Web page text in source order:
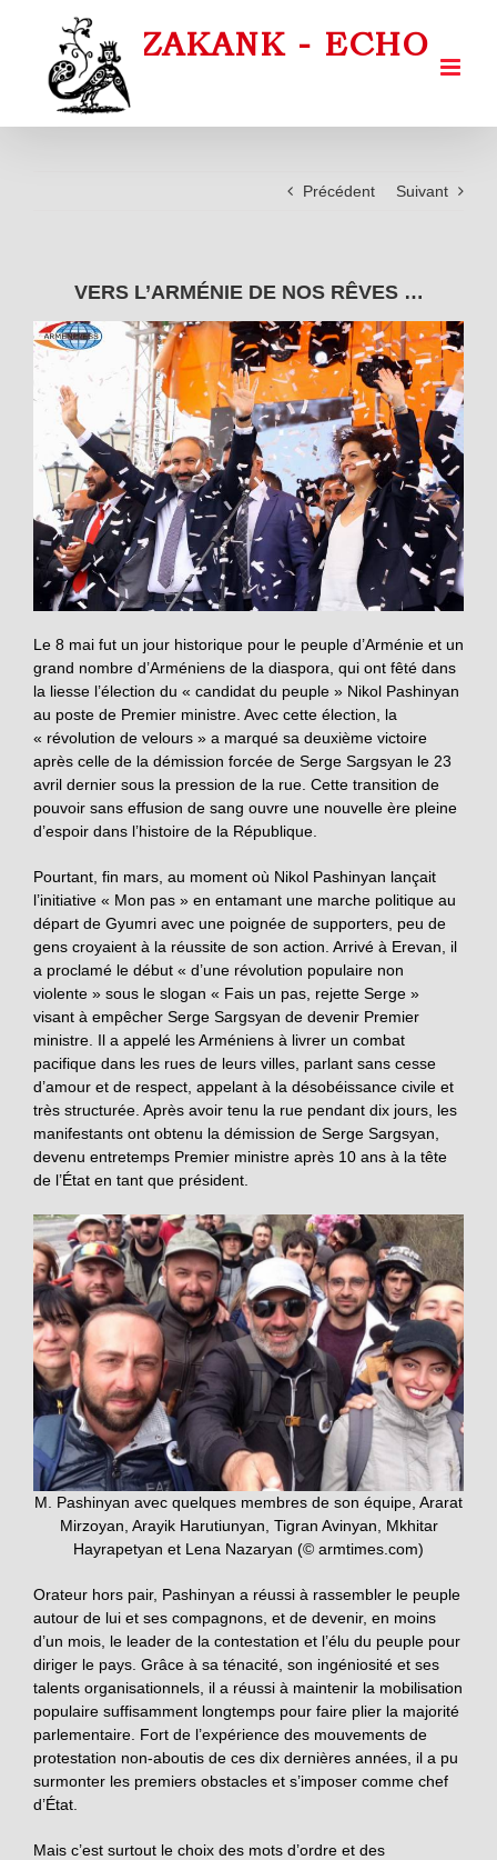
Précédent Suivant
VERS L’ARMÉNIE DE NOS RÊVES …
Le 8 mai fut un jour historique pour le peuple d’Arménie et un
grand nombre d’Arméniens de la diaspora, qui ont fêté dans
la liesse l’élection du « candidat du peuple » Nikol Pashinyan
au poste de Premier ministre. Avec cette élection, la
« révolution de velours » a marqué sa deuxième victoire
après celle de la démission forcée de Serge Sargsyan le 23
avril dernier sous la pression de la rue. Cette transition de
pouvoir sans effusion de sang ouvre une nouvelle ère pleine
d’espoir dans l’histoire de la République.
Pourtant, fin mars, au moment où Nikol Pashinyan lançait
l’initiative « Mon pas » en entamant une marche politique au
départ de Gyumri avec une poignée de supporters, peu de
gens croyaient à la réussite de son action. Arrivé à Erevan, il
a proclamé le début « d’une révolution populaire non
violente » sous le slogan « Fais un pas, rejette Serge »
visant à empêcher Serge Sargsyan de devenir Premier
ministre. Il a appelé les Arméniens à livrer un combat
pacifique dans les rues de leurs villes, parlant sans cesse
d’amour et de respect, appelant à la désobéissance civile et
très structurée. Après avoir tenu la rue pendant dix jours, les
manifestants ont obtenu la démission de Serge Sargsyan,
devenu entretemps Premier ministre après 10 ans à la tête
de l’État en tant que président.
M. Pashinyan avec quelques membres de son équipe, Ararat
Mirzoyan, Arayik Harutiunyan, Tigran Avinyan, Mkhitar
Hayrapetyan et Lena Nazaryan (© armtimes.com)
Orateur hors pair, Pashinyan a réussi à rassembler le peuple
autour de lui et ses compagnons, et de devenir, en moins
d’un mois, le leader de la contestation et l’élu du peuple pour
diriger le pays. Grâce à sa ténacité, son ingéniosité et ses
talents organisationnels, il a réussi à maintenir la mobilisation
populaire suffisamment longtemps pour faire plier la majorité
parlementaire. Fort de l’expérience des mouvements de
protestation non-aboutis de ces dix dernières années, il a pu
surmonter les premiers obstacles et s’imposer comme chef
d’État.
Mais c’est surtout le choix des mots d’ordre et des